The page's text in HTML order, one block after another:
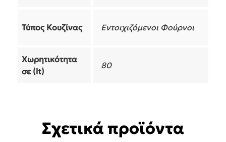
Τύπος Κουζίνας Εντοιχιζόμενοι Φούρνοι
Χωρητικότητα
σε (lt)
80
Σχετικά προϊόντα